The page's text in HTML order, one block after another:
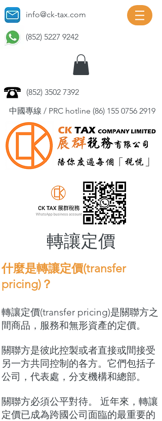
info@ck-tax.com
(852) 5227 9242
(852) 3502 7392
中國專線 / PRC hotline (86) 155 0756 2919
轉讓定價
什麼是轉讓定價(transfer
pricing)？
轉讓定價(transfer pricing)是關聯方之
間商品，服務和無形資產的定價。
關聯方是彼此控製或者直接或間接受
另一方共同控制的各方。它們包括子
公司，代表處，分支機構和總部。
關聯方必須公平對待。 近年來，轉讓
定價已成為跨國公司面臨的最重要的